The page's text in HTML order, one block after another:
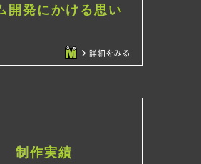
開発にかける思い
制作実績